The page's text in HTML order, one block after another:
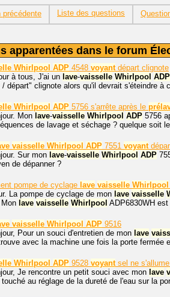
précédente Liste des questions
apparentées dans le forum
Whirlpool ADP 4548 voyantdépart clignote
à tous, J'ai un lave-vaisselle Whirlpool ADP
départ" clignote alors qu'il devrait s'éteindre à
Whirlpool ADP 5756 s'arrête après le
Mon lave-vaisselle Whirlpool ADP 5756
de lavage et séchage ? quelque soit
vaisselle Whirlpool ADP 7551 voyant
Sur mon lave-vaisselle Whirlpool ADP
de dépanner ?
pompe de cyclage lave vaisselle Whirlpool
La pompe de cyclage de mon lave vaisselle
lave vaisselle Whirlpool ADP6830WH
vaisselle Whirlpool ADP 9516
Pour un souci d'entretien de mon lave
avec la machine une fois la porte fermée
Whirlpool ADP 9528 voyantsel ne
Je rencontre un petit souci avec mon lave
au réglage de la dureté de l'eau sur la